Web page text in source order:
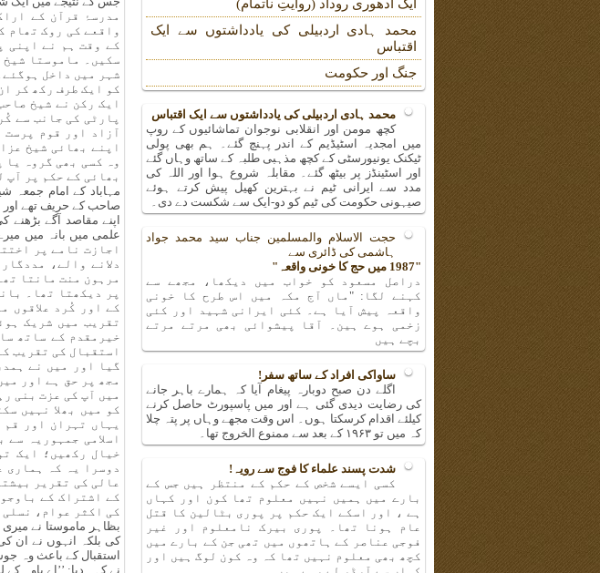
مدرسۂ قرآن کے
واقعے کی روک تھام
کے وقت ہم نے اپنی
سکیں۔ ماموستا
شہر میں داخل
کو ایک طرف رکھ کر
ایک رکن نے شیخ
پارٹی کی جانب سے
آزاد اور قوم پرست
اپنے بھائی شیخ
وہ کسی بھی گروہ یا
بھائی کے حکم پر آپ
مہاباد کے امام جمعہ
صاحب کے حریف تھے اور
اپنے مقاصد آگے
اجازت نامے پر
دلانے والے،
مرہون منت مانتا
پر دیکھتا تھا۔
کے اور کُرد علاقوں
تقریب میں شریک
خیرمقدم کے ساتھ
استقبال کی تقریب
گیا اور میں نے
مجھ پر حق ہے اور
میں آپ کی عزت بنی
کو میں بھلا نہیں
یہاں تہران اور
اسلامی جمہوریہ
خیال رکھیں؛ ایک
دوسرا یہ کہ ہماری
عالی کی تقریر
کے اشتراک کے
کی اکثر عوام،
بظاہر ماموستا نے
کی بلکہ انہوں نے ان
استقبال کے باعث وہ
نے کہہ دیا: ’’اے پاوہ
ایک ادھوری روداد (روایتِ ناتمام)
محمد ہادی اردبیلی کی یادداشتوں سے ایک
اقتباس
جنگ اور حکومت
محمد ہادی اردبیلی کی یادداشتوں سے ایک اقتباس
کچھ مومن اور انقلابی نوجوان تماشائیوں کے روپ
میں امجدیہ اسٹیڈیم کے اندر پہنچ گئے۔ ہم بھی پولی
ٹیکنک یونیورسٹی کے کچھ مذہبی طلبہ کے ساتھ وہاں گئے
اور اسٹینڈز پر بیٹھ گئے۔ مقابلہ شروع ہوا اور اللہ کی
مدد سے ایرانی ٹیم نے بہترین کھیل پیش کرتے ہوئے
صیہونی حکومت کی ٹیم کو دو-ایک سے شکست دے دی۔
حجت الاسلام والمسلمین جناب سید محمد جواد
ہاشمی کی ڈائری سے
"1987 میں حج کا خونی واقعہ"
دراصل مسعود کو خواب میں دیکھا، مجھے سے
کہنے لگا: "ماں آج مکہ میں اس طرح کا خونی
واقعہ پیش آیا ہے۔ کئی ایرانی شہید اور کئی
زخمی ہوے ہین۔ آقا پیشوائی بھی مرتے مرتے
بچے ہیں
ساواکی افراد کے ساتھ سفر!
اگلے دن صبح دوبارہ پیغام آیا کہ ہمارے باہر جانے
کی رضایت دیدی گئی ہے اور میں پاسپورٹ حاصل کرنے
کیلئے اقدام کرسکتا ہوں۔ اس وقت مجھے وہاں پر پتہ چلا
کہ میں تو ۱۹۶۳ کے بعد سے ممنوع الخروج تھا۔
شدت پسند علماء کا فوج سے رویہ!
کسی ایسے شخص کے حکم کے منتظر ہیں جس کے
بارے میں ہمیں نہیں معلوم تھا کون اور کہاں
ہے ، اور اسکے ایک حکم پر پوری بٹالین کا قتل
عام ہونا تھا۔ پوری بیرک نامعلوم اور غیر
فوجی عناصر کے ہاتھوں میں تھی جن کے بارے میں
کچھ بھی معلوم نہیں تھا کہ وہ کون لوگ ہیں اور